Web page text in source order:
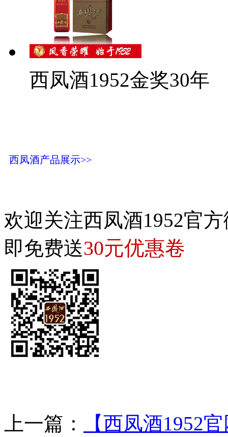
西凤酒1952金奖30年
西凤酒产品展示>>
欢迎关注西凤酒1952官
即免费送30元优惠卷
上一篇：
【西凤酒1952